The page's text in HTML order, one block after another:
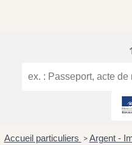
Accueil particuliers > Argent -